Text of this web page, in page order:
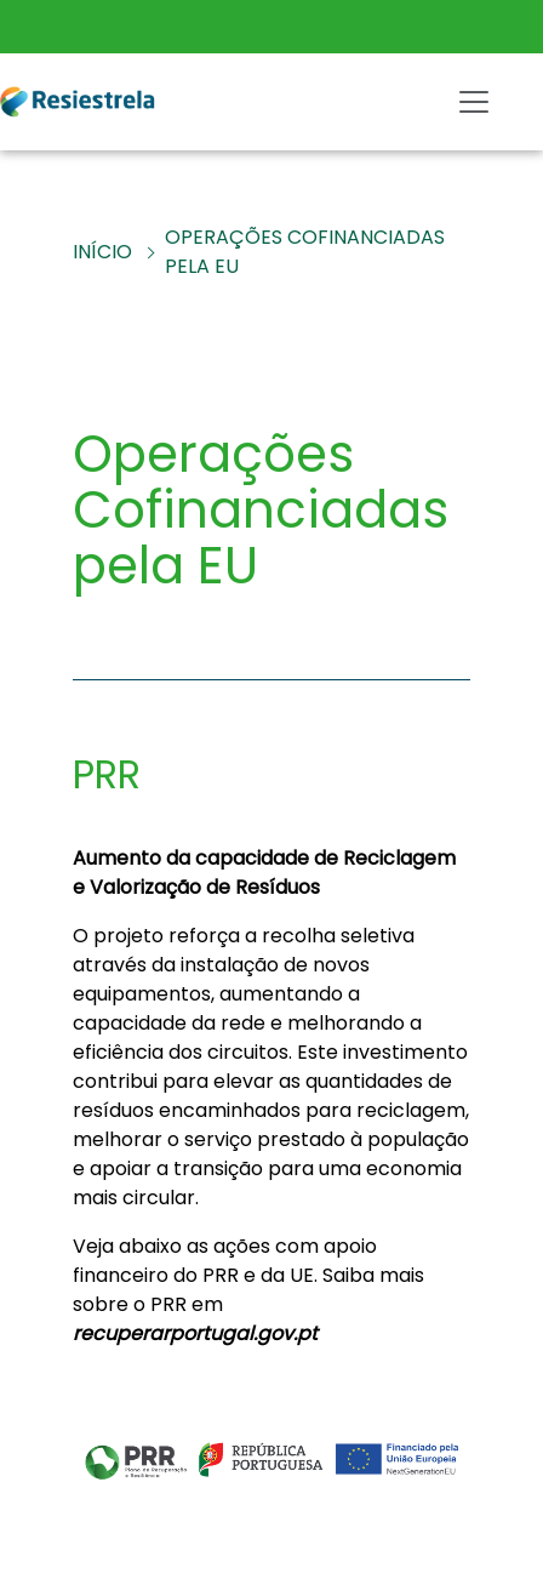
INÍCIO
OPERAÇÕES COFINANCIADAS
PELA EU
Operações
Cofinanciadas
pela EU
PRR
Aumento da capacidade de Reciclagem
e Valorização de Resíduos
O projeto reforça a recolha seletiva
através da instalação de novos
equipamentos, aumentando a
capacidade da rede e melhorando a
eficiência dos circuitos. Este investimento
contribui para elevar as quantidades de
resíduos encaminhados para reciclagem,
melhorar o serviço prestado à população
e apoiar a transição para uma economia
mais circular.
Veja abaixo as ações com apoio
financeiro do PRR e da UE. Saiba mais
sobre o PRR em
recuperarportugal.gov.pt